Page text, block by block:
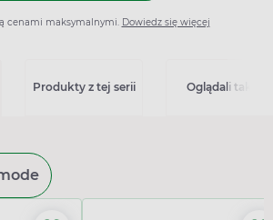
cenami maksymalnymi. Dowiedz się więcej
Produkty z tej serii Oglądali także